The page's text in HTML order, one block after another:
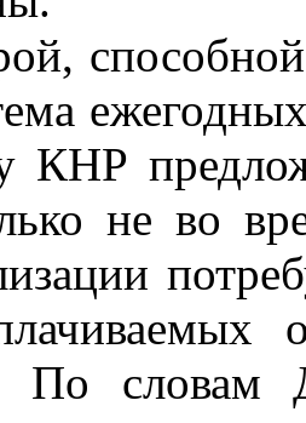
КНР
не во
По словам